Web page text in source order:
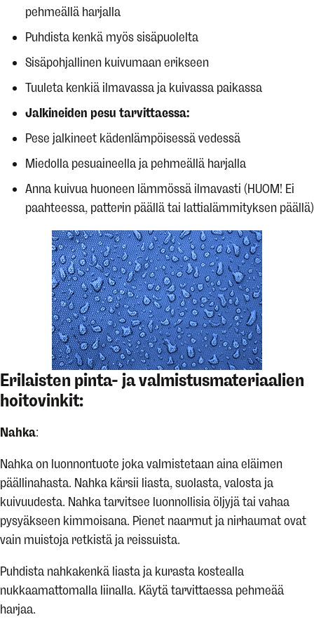
pehmeällä harjalla
Puhdista kenkä myös sisäpuolelta
Sisäpohjallinen kuivumaan erikseen
Tuuleta kenkiä ilmavassa ja kuivassa paikassa
Jalkineiden pesu tarvittaessa:
Pese jalkineet kädenlämpöisessä vedessä
Miedolla pesuaineella ja pehmeällä harjalla
Anna kuivua huoneen lämmössä ilmavasti (HUOM! Ei
paahteessa, patterin päällä tai lattialämmityksen päällä)
Erilaisten pinta- ja valmistusmateriaalien
hoitovinkit:
Nahka:
Nahka on luonnontuote joka valmistetaan aina eläimen
päällinahasta. Nahka kärsii liasta, suolasta, valosta ja
kuivuudesta. Nahka tarvitsee luonnollisia öljyjä tai vahaa
pysyäkseen kimmoisana. Pienet naarmut ja nirhaumat ovat
vain muistoja retkistä ja reissuista.
Puhdista nahkakenkä liasta ja kurasta kostealla
nukkaamattomalla liinalla. Käytä tarvittaessa pehmeää
harjaa.